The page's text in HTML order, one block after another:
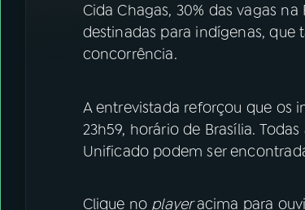
Cida Chagas, 30% das vagas
destinadas para indígenas,
concorrência.
A entrevistada reforçou que os
23h59, horário de Brasília.
Unificado podem ser
Clique no playeracima para